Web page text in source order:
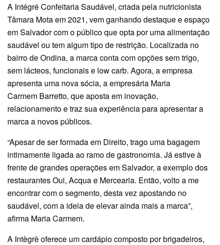
A Intégré Confeitaria Saudável, criada pela nutricionista
Tâmara Mota em 2021, vem ganhando destaque e espaço
em Salvador com o público que opta por uma alimentação
saudável ou tem algum tipo de restrição. Localizada no
bairro de Ondina, a marca conta com opções sem trigo,
sem lácteos, funcionais e low carb. Agora, a empresa
apresenta uma nova sócia, a empresária Maria
Carmem Barretto, que aposta em inovação,
relacionamento e traz sua experiência para apresentar a
marca a novos públicos.
“Apesar de ser formada em Direito, trago uma bagagem
intimamente ligada ao ramo de gastronomia. Já estive à
frente de grandes operações em Salvador, a exemplo dos
restaurantes Oui, Acqua e Mercearia. Então, volto a me
encontrar com o segmento, desta vez apostando no
saudável, com a ideia de elevar ainda mais a marca”,
afirma Maria Carmem.
A Intègrè oferece um cardápio composto por brigadeiros,